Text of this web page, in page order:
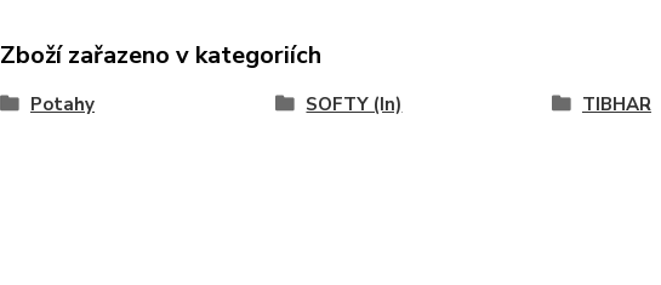
Zboží zařazeno v kategoriích
Potahy SOFTY (In) TIBHAR